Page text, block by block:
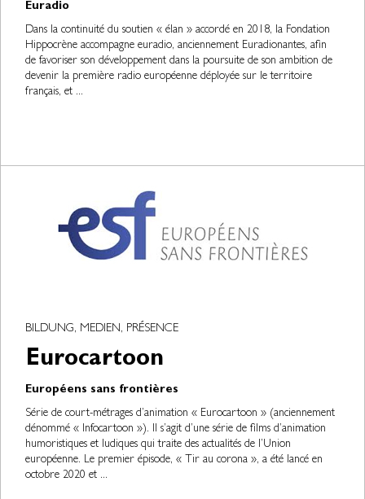
Euradio
Dans la continuité du soutien « élan » accordé en 2018, la Fondation
Hippocrène accompagne euradio, anciennement Euradionantes, afin
de favoriser son développement dans la poursuite de son ambition de
devenir la première radio européenne déployée sur le territoire
français, et ...
BILDUNG, MEDIEN, PRÉSENCE
Eurocartoon
Européens sans frontières
Série de court-métrages d’animation « Eurocartoon » (anciennement
dénommé « Infocartoon »). Il s’agit d’une série de films d’animation
humoristiques et ludiques qui traite des actualités de l’Union
européenne. Le premier épisode, « Tir au corona », a été lancé en
octobre 2020 et ...